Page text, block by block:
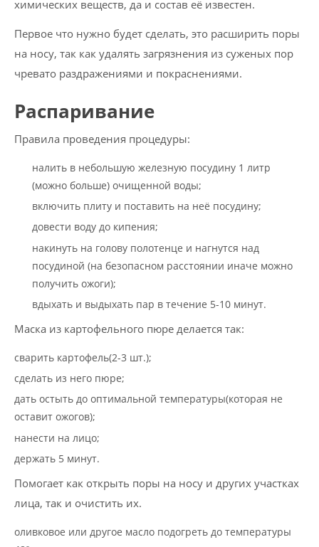
химических веществ, да и состав её известен.
Первое что нужно будет сделать, это расширить поры
на носу, так как удалять загрязнения из суженых пор
чревато раздражениями и покраснениями.
Распаривание
Правила проведения процедуры:
налить в небольшую железную посудину 1 литр
(можно больше) очищенной воды;
включить плиту и поставить на неё посудину;
довести воду до кипения;
накинуть на голову полотенце и нагнутся над
посудиной (на безопасном расстоянии иначе можно
получить ожоги);
вдыхать и выдыхать пар в течение 5-10 минут.
Маска из картофельного пюре делается так:
сварить картофель(2-3 шт.);
сделать из него пюре;
дать остыть до оптимальной температуры(которая не
оставит ожогов);
нанести на лицо;
держать 5 минут.
Помогает как открыть поры на носу и других участках
лица, так и очистить их.
оливковое или другое масло подогреть до температуры